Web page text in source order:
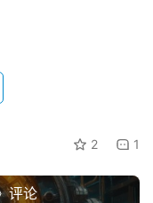
2 1
评论